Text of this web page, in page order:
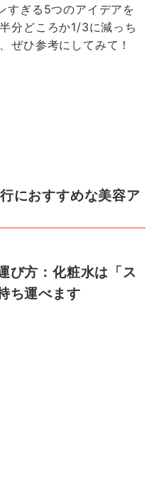
すぎる5つのアイデアを
分どころか1/3に減っち
ぜひ参考にしてみて！
におすすめな美容ア
び方：化粧水は「ス
ち運べます